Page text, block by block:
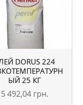
DORUS 224
ЫЙ 25 КГ
5 492,04 грн.